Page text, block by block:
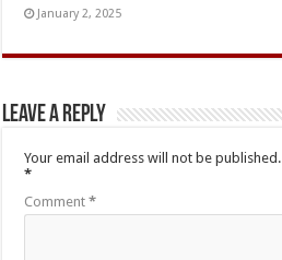
January 2, 2025
Leave a Reply
Your email address will not be published.
*
Comment*